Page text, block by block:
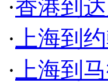
·香港到
· 上海到
· 上海到